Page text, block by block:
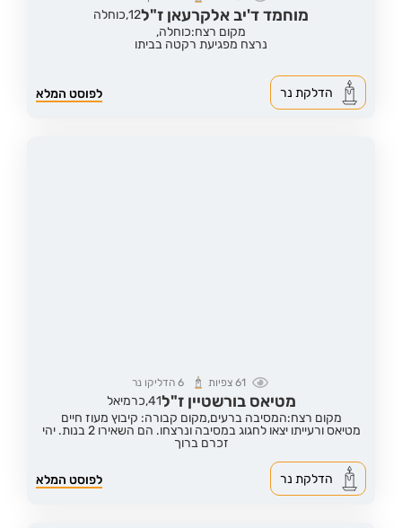
מוחמד ד'יב אלקרעאן ז"ל12, כוחלה
מקום רצח:כוחלה,
נרצח מפגיעת רקטה בביתו
לפוסט המלא הדלקת נר
61צפיות 6 הדליקו נר
מטיאס בורשטיין ז"ל41, כרמיאל
מקום רצח:המסיבה ברעים,מקום קבורה: קיבוץ מעוז חיים
מטיאס ורעייתו יצאו לחגוג במסיבה ונרצחו. הם השאירו 2 בנות. יהי
זכרם ברוך
לפוסט המלא הדלקת נר